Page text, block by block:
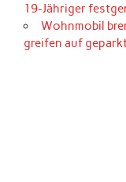
19-Jähriger
Wohnmobil
greifen auf